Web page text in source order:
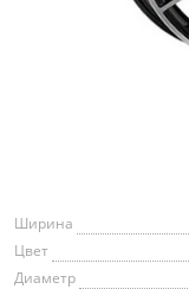
Ширина
Цвет
Диаметр